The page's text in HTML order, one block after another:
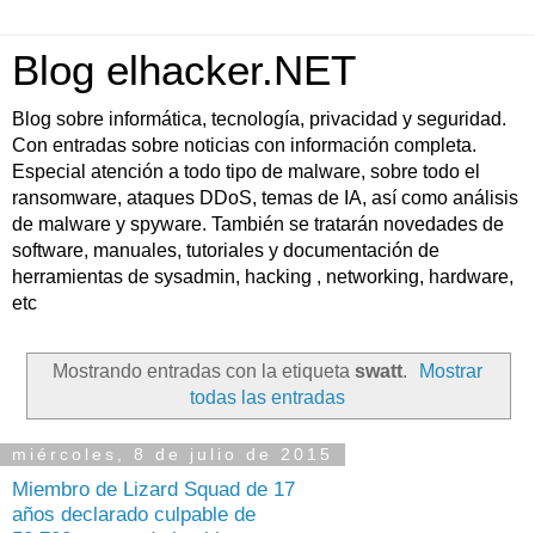
Blog elhacker.NET
Blog sobre informática, tecnología, privacidad y seguridad.
Con entradas sobre noticias con información completa.
Especial atención a todo tipo de malware, sobre todo el
ransomware, ataques DDoS, temas de IA, así como análisis
de malware y spyware. También se tratarán novedades de
software, manuales, tutoriales y documentación de
herramientas de sysadmin, hacking , networking, hardware,
etc
Mostrando entradas con la etiqueta swatt.
Mostrar
todas las entradas
miércoles, 8 de julio de 2015
Miembro de Lizard Squad de 17
años declarado culpable de